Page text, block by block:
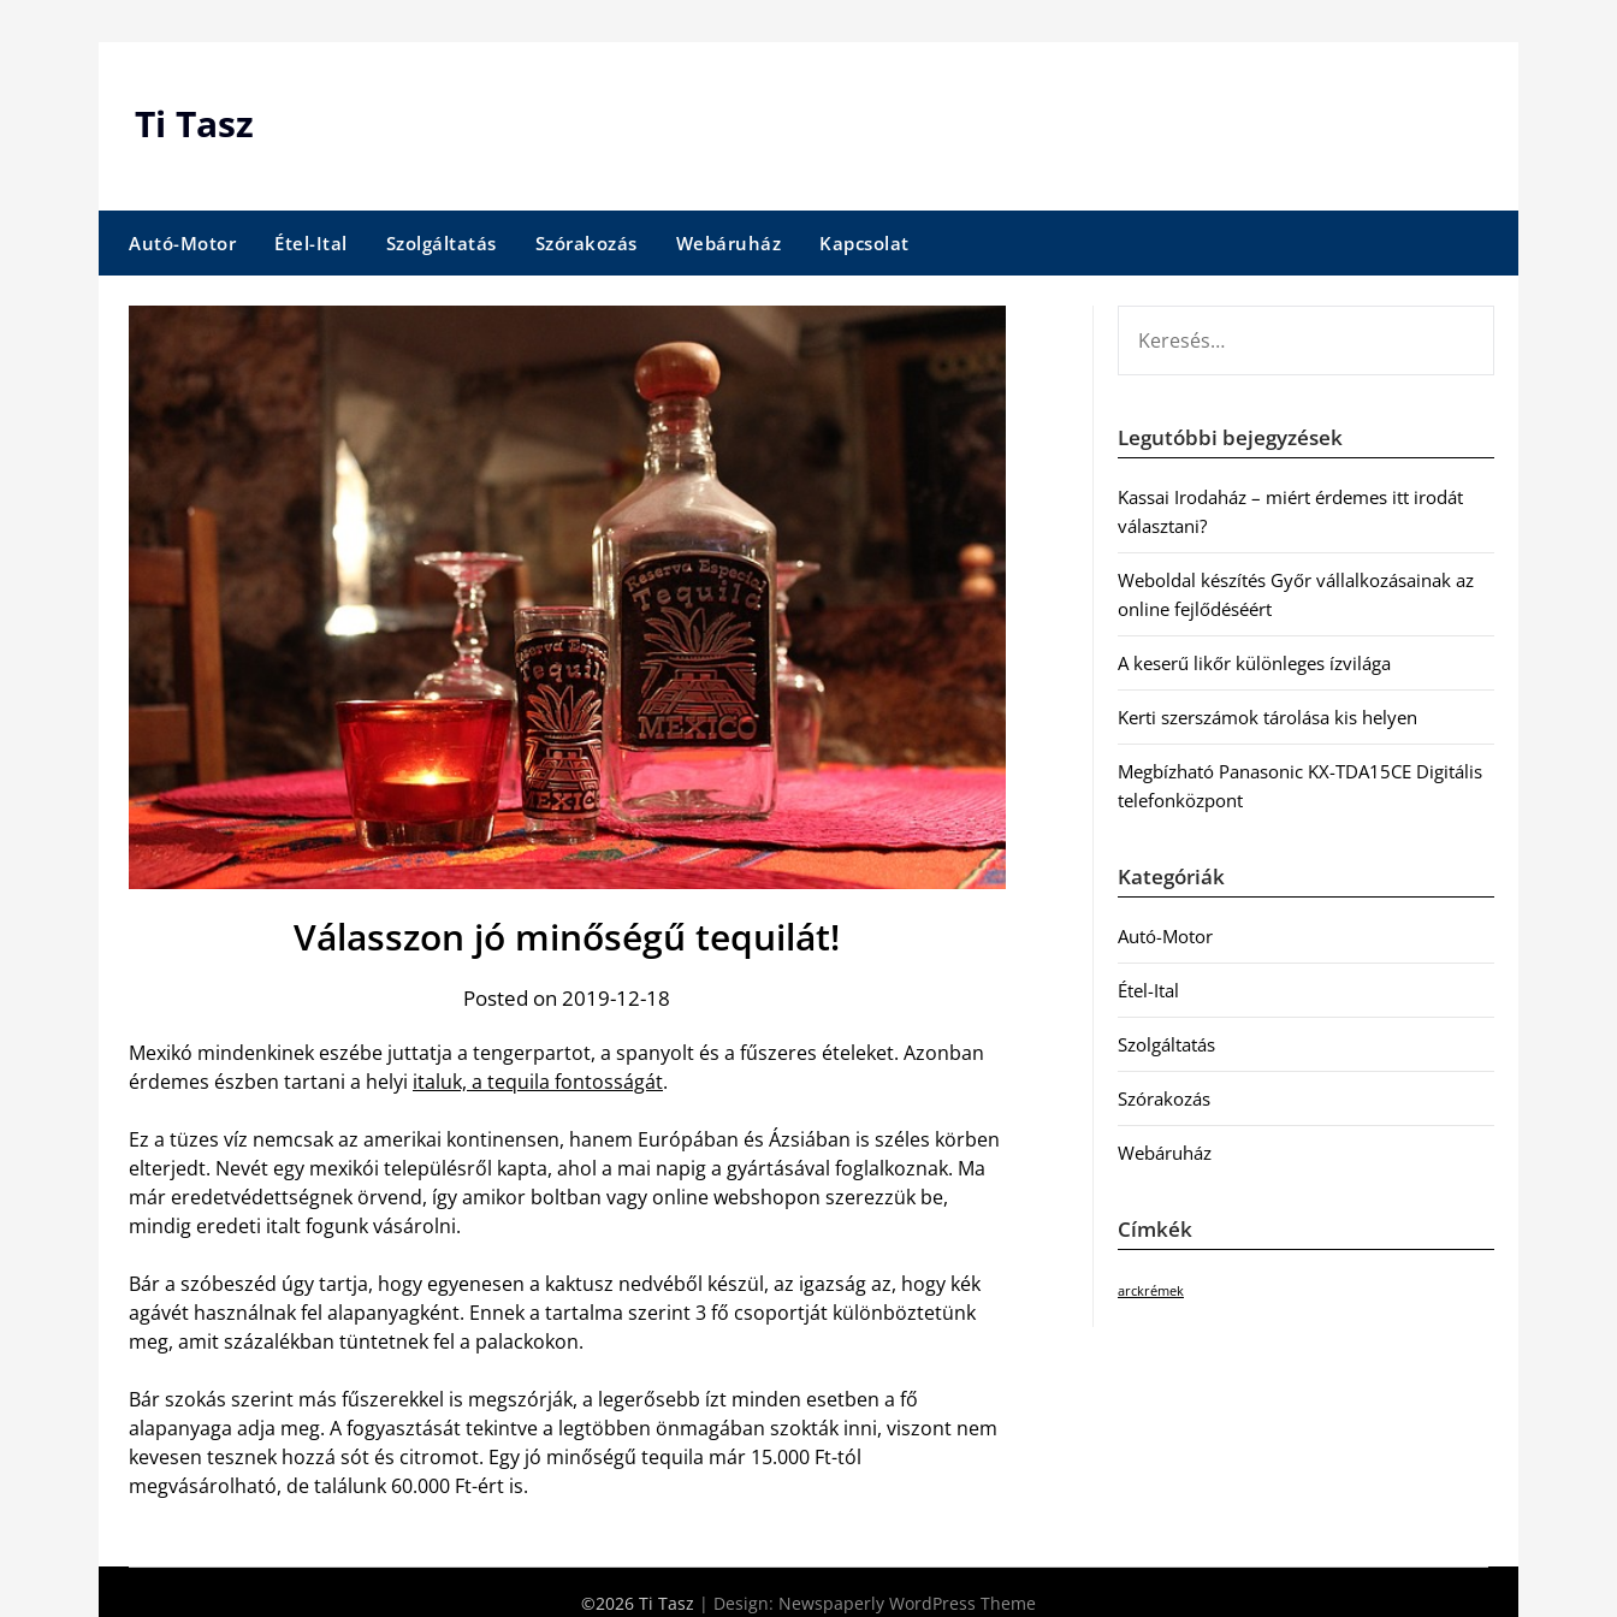
Ti Tasz
Autó-Motor Étel-Ital Szolgáltatás Szórakozás Webáruház Kapcsolat
Válasszon jó minőségű tequilát!
Posted on 2019-12-18
Mexikó mindenkinek eszébe juttatja a tengerpartot, a spanyolt és a fűszeres ételeket. Azonban
érdemes észben tartani a helyi italuk, a tequila fontosságát.
Ez a tüzes víz nemcsak az amerikai kontinensen, hanem Európában és Ázsiában is széles körben
elterjedt. Nevét egy mexikói településről kapta, ahol a mai napig a gyártásával foglalkoznak. Ma
már eredetvédettségnek örvend, így amikor boltban vagy online webshopon szerezzük be,
mindig eredeti italt fogunk vásárolni.
Bár a szóbeszéd úgy tartja, hogy egyenesen a kaktusz nedvéből készül, az igazság az, hogy kék
agávét használnak fel alapanyagként. Ennek a tartalma szerint 3 fő csoportját különböztetünk
meg, amit százalékban tüntetnek fel a palackokon.
Bár szokás szerint más fűszerekkel is megszórják, a legerősebb ízt minden esetben a fő
alapanyaga adja meg. A fogyasztását tekintve a legtöbben önmagában szokták inni, viszont nem
kevesen tesznek hozzá sót és citromot. Egy jó minőségű tequila már 15.000 Ft-tól
megvásárolható, de találunk 60.000 Ft-ért is.
Legutóbbi bejegyzések
Kassai Irodaház – miért érdemes itt irodát
választani?
Weboldal készítés Győr vállalkozásainak az
online fejlődéséért
A keserű likőr különleges ízvilága
Kerti szerszámok tárolása kis helyen
Megbízható Panasonic KX-TDA15CE Digitális
telefonközpont
Kategóriák
Autó-Motor
Étel-Ital
Szolgáltatás
Szórakozás
Webáruház
Címkék
arckrémek
©2026 Ti Tasz | Design: Newspaperly WordPress Theme